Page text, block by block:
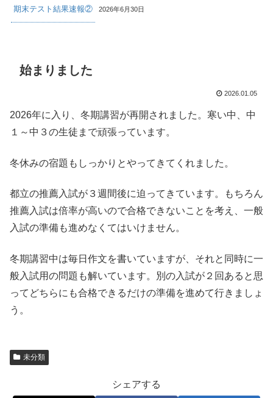
期末テスト結果速報② 2026年6月30日
始まりました
2026.01.05
2026年に入り、冬期講習が再開されました。寒い中、中
１～中３の生徒まで頑張っています。
冬休みの宿題もしっかりとやってきてくれました。
都立の推薦入試が３週間後に迫ってきています。もちろん
推薦入試は倍率が高いので合格できないことを考え、一般
入試の準備も進めなくてはいけません。
冬期講習中は毎日作文を書いていますが、それと同時に一
般入試用の問題も解いています。別の入試が２回あると思
ってどちらにも合格できるだけの準備を進めて行きましょ
う。
未分類
シェアする